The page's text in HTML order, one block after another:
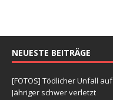
NEUESTE BEITRÄGE
[FOTOS] Tödlicher Unfall
Jähriger schwer verletzt